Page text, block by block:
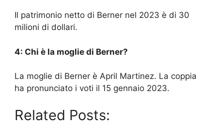
Il patrimonio netto di Berner nel 2023 è di 30
milioni di dollari.
4: Chi è la moglie di Berner?
La moglie di Berner è April Martinez. La coppia
ha pronunciato i voti il 15 gennaio 2023.
Related Posts: